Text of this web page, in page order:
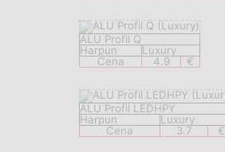
ALU Profil Q
Harpun
Luxury
Cena
4.9 €
ALU Profil LEDHPY
Harpun
Luxury
Cena
3.7 €